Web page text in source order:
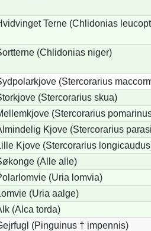
Terne (Chlidonias
(Chlidonias niger)
(Stercorarius
(Stercorarius skua)
(Stercorarius
Kjove (Stercorarius
Kjove (Stercorarius
(Alle alle)
(Uria lomvia)
(Uria aalge)
(Alca torda)
(Pinguinus † impennis)